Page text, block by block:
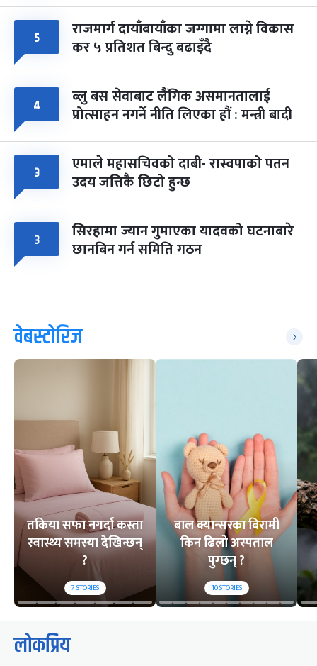
५ राजमार्ग दायाँबायाँका जग्गामा लाग्ने विकास
कर ५ प्रतिशत बिन्दु बढाइँदै
४ ब्लु बस सेवाबाट लैंगिक असमानतालाई
प्रोत्साहन नगर्ने नीति लिएका हौं : मन्त्री बादी
३ एमाले महासचिवको दाबी- रास्वपाको पतन
उदय जत्तिकै छिटो हुन्छ
३ सिरहामा ज्यान गुमाएका यादवको घटनाबारे
छानबिन गर्न समिति गठन
वेबस्टोरिज
तकिया सफा नगर्दा कस्ता
स्वास्थ्य समस्या देखिन्छन्
?
7STORIES
बाल क्यान्सरका बिरामी
किन ढिलो अस्पताल
पुग्छन् ?
10STORIES
लोकप्रिय